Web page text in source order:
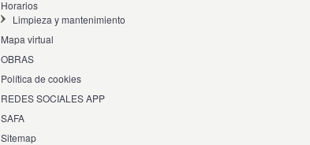
Horarios
Limpieza y mantenimiento
Mapa virtual
OBRAS
Política de cookies
REDES SOCIALES APP
SAFA
Sitemap